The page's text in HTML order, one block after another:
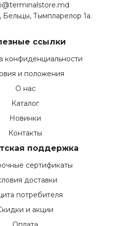
Тымпларелор 1а.
ссылки
конфиденциальности
и положения
О нас
Каталог
Новинки
Контакты
поддержка
сертификаты
доставки
потребителя
и акции